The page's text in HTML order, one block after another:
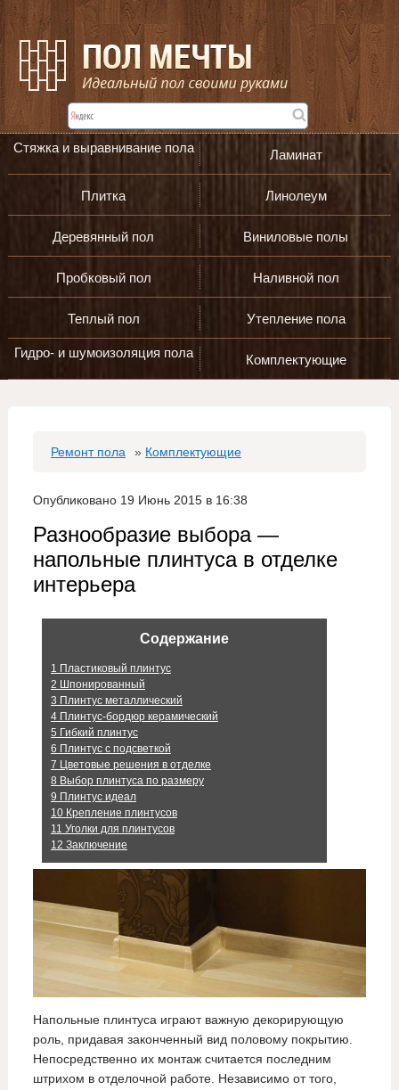
Стяжка и выравнивание пола Ламинат
Плитка Линолеум
Деревянный пол Виниловые полы
Пробковый пол Наливной пол
Теплый пол Утепление пола
Гидро- и шумоизоляция пола Комплектующие
Ремонт пола » Комплектующие
Опубликовано 19 Июнь 2015 в 16:38
Разнообразие выбора —
напольные плинтуса в отделке
интерьера
Содержание
1 Пластиковый плинтус
2 Шпонированный
3 Плинтус металлический
4Плинтус-бордюр керамический
5 Гибкий плинтус
6 Плинтус с подсветкой
7 Цветовые решения в отделке
8 Выбор плинтуса по размеру
9 Плинтус идеал
10Крепление плинтусов
11 Уголки для плинтусов
12 Заключение
Напольные плинтуса играют важную декорирующую
роль, придавая законченный вид половому покрытию.
Непосредственно их монтаж считается последним
штрихом в отделочной работе. Независимо от того,